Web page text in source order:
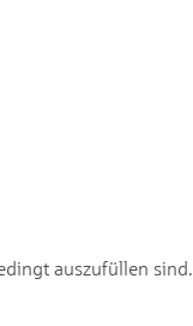
auszufüllen sind.